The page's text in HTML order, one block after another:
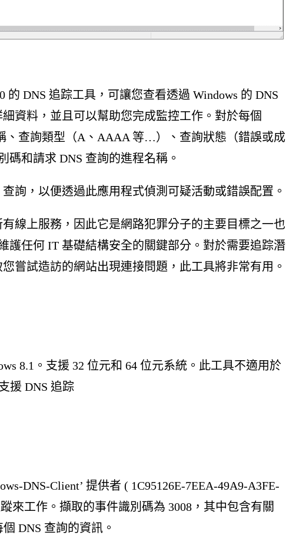
的 DNS 追踪工具，可讓您查看透過 Windows 的 DNS
資料，並且可以幫助您完成監控工作。對於每個
、查詢類型（A、AAAA 等…）、查詢狀態（錯誤或成
和請求 DNS 查詢的進程名稱。
詢，以便透過此應用程式偵測可疑活動或錯誤配置。
線上服務，因此它是網路犯罪分子的主要目標之一也
護任何 IT 基礎結構安全的關鍵部分。對於需要追踪潛
嘗試造訪的網站出現連接問題，此工具將非常有用。
8.1。支援 32 位元和 64 位元系統。此工具不適用於
援 DNS 追踪
DNS-Client’ 提供者 ( 1C95126E-7EEA-49A9-A3FE-
來工作。擷取的事件識別碼為 3008，其中包含有關
DNS 查詢的資訊。